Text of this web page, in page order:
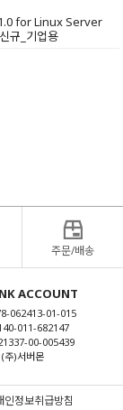
for Linux Server
규_기업용
주문/배송
ACCOUNT
062413-01-015
011-682147
00-005439
(주)서버몬
인정보취급방침